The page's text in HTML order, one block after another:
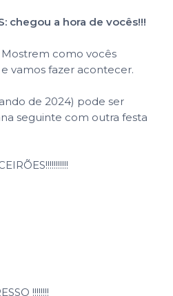
chegou a hora de vocês!!!
como vocês
vamos fazer acontecer.
de 2024) pode ser
seguinte com outra festa
!!!!!!!!